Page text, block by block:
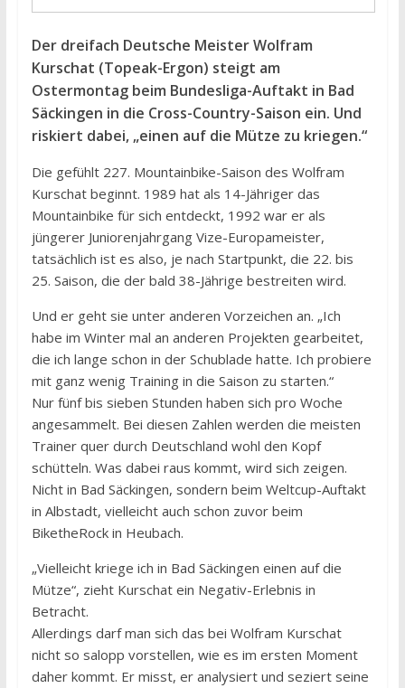
Der dreifach Deutsche Meister Wolfram
Kurschat (Topeak-Ergon) steigt am
Ostermontag beim Bundesliga-Auftakt in Bad
Säckingen in die Cross-Country-Saison ein. Und
riskiert dabei, „einen auf die Mütze zu kriegen.“
Die gefühlt 227. Mountainbike-Saison des Wolfram
Kurschat beginnt. 1989 hat als 14-Jähriger das
Mountainbike für sich entdeckt, 1992 war er als
jüngerer Juniorenjahrgang Vize-Europameister,
tatsächlich ist es also, je nach Startpunkt, die 22. bis
25. Saison, die der bald 38-Jährige bestreiten wird.
Und er geht sie unter anderen Vorzeichen an. „Ich
habe im Winter mal an anderen Projekten gearbeitet,
die ich lange schon in der Schublade hatte. Ich probiere
mit ganz wenig Training in die Saison zu starten.“
Nur fünf bis sieben Stunden haben sich pro Woche
angesammelt. Bei diesen Zahlen werden die meisten
Trainer quer durch Deutschland wohl den Kopf
schütteln. Was dabei raus kommt, wird sich zeigen.
Nicht in Bad Säckingen, sondern beim Weltcup-Auftakt
in Albstadt, vielleicht auch schon zuvor beim
BiketheRock in Heubach.
„Vielleicht kriege ich in Bad Säckingen einen auf die
Mütze“, zieht Kurschat ein Negativ-Erlebnis in
Betracht.
Allerdings darf man sich das bei Wolfram Kurschat
nicht so salopp vorstellen, wie es im ersten Moment
daher kommt. Er misst, er analysiert und seziert seine